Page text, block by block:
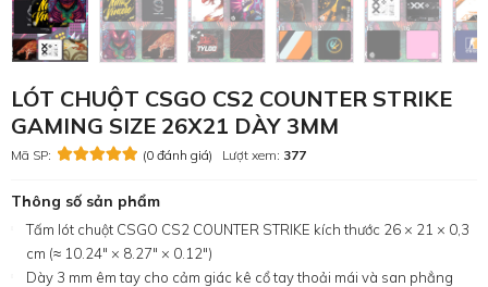
LÓT CHUỘT CSGO CS2 COUNTER STRIKE
GAMING SIZE 26X21 DÀY 3MM
Mã SP: (0 đánh giá) Lượt xem: 377
Thông số sản phẩm
Tấm lót chuột CSGO CS2 COUNTER STRIKE kích thước 26 × 21 × 0,3
cm (≈ 10.24″ × 8.27″ × 0.12″)
Dày 3 mm êm tay cho cảm giác kê cổ tay thoải mái và san phẳng